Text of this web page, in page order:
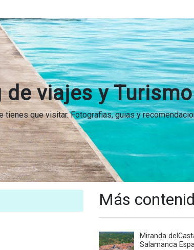
viajes y Turismo
que visitar. Fotografias, guias y
Más
Miranda
Salamanca